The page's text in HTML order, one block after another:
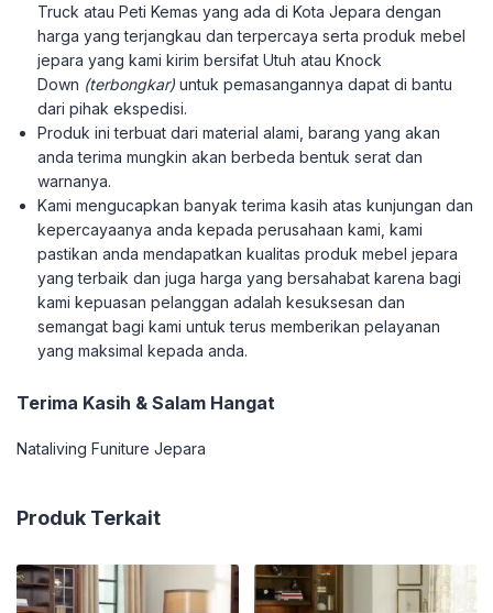
Truck atau Peti Kemas yang ada di Kota Jepara dengan
harga yang terjangkau dan terpercaya serta produk mebel
jepara yang kami kirim bersifat Utuh atau Knock
Down (terbongkar) untuk pemasangannya dapat di bantu
dari pihak ekspedisi.
Produk ini terbuat dari material alami, barang yang akan
anda terima mungkin akan berbeda bentuk serat dan
warnanya.
Kami mengucapkan banyak terima kasih atas kunjungan dan
kepercayaanya anda kepada perusahaan kami, kami
pastikan anda mendapatkan kualitas produk mebel jepara
yang terbaik dan juga harga yang bersahabat karena bagi
kami kepuasan pelanggan adalah kesuksesan dan
semangat bagi kami untuk terus memberikan pelayanan
yang maksimal kepada anda.
Terima Kasih & Salam Hangat
Nataliving Funiture Jepara
Produk Terkait